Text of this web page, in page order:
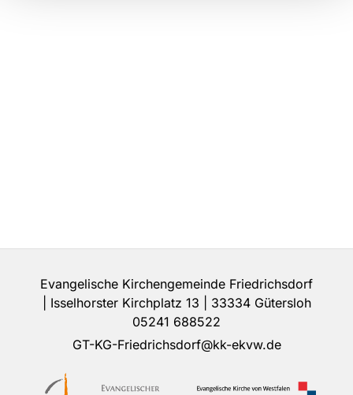
Evangelische Kirchengemeinde Friedrichsdorf
| Isselhorster Kirchplatz 13 | 33334 Gütersloh
05241 688522
GT-KG-Friedrichsdorf@kk-ekvw.de